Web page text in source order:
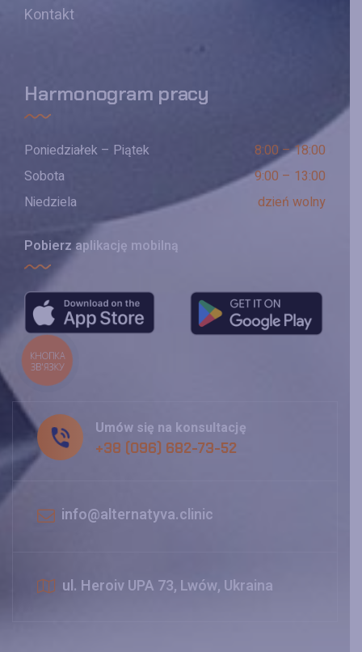
Kontakt
Harmonogram pracy
Poniedziałek – Piątek
8:00 – 18:00
Sobota
9:00 – 13:00
Niedziela
dzień wolny
Pobierz aplikację mobilną
Umów się na konsultację
+38 (096) 682-73-52
info@alternatyva.clinic
ul. Heroiv UPA 73, Lwów, Ukraina
КНОПКА
ЗВ'ЯЗКУ